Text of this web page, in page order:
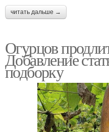
читать дальше →
Огурцов
Добавление
подборку